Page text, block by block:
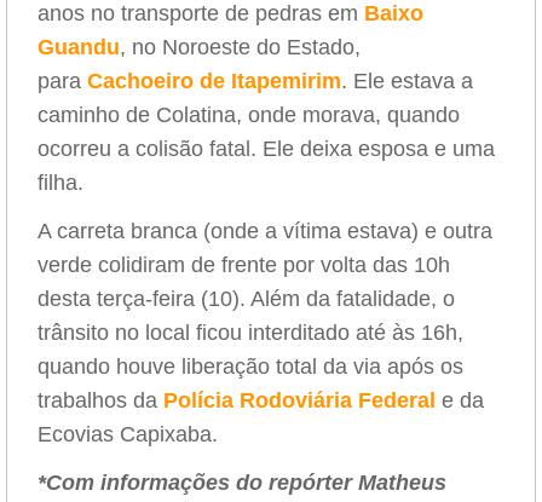
anos no transporte de pedras em Baixo
Guandu, no Noroeste do Estado,
para Cachoeiro de Itapemirim. Ele estava a
caminho de Colatina, onde morava, quando
ocorreu a colisão fatal. Ele deixa esposa e uma
filha.
A carreta branca (onde a vítima estava) e outra
verde colidiram de frente por volta das 10h
desta terça-feira (10). Além da fatalidade, o
trânsito no local ficou interditado até às 16h,
quando houve liberação total da via após os
trabalhos da Polícia Rodoviária Federal e da
Ecovias Capixaba.
*Com informações do repórter Matheus